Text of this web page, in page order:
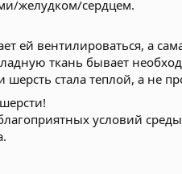
желудком/сердцем.
ей вентилироваться, а
ткань бывает
стала теплой, а не
условий